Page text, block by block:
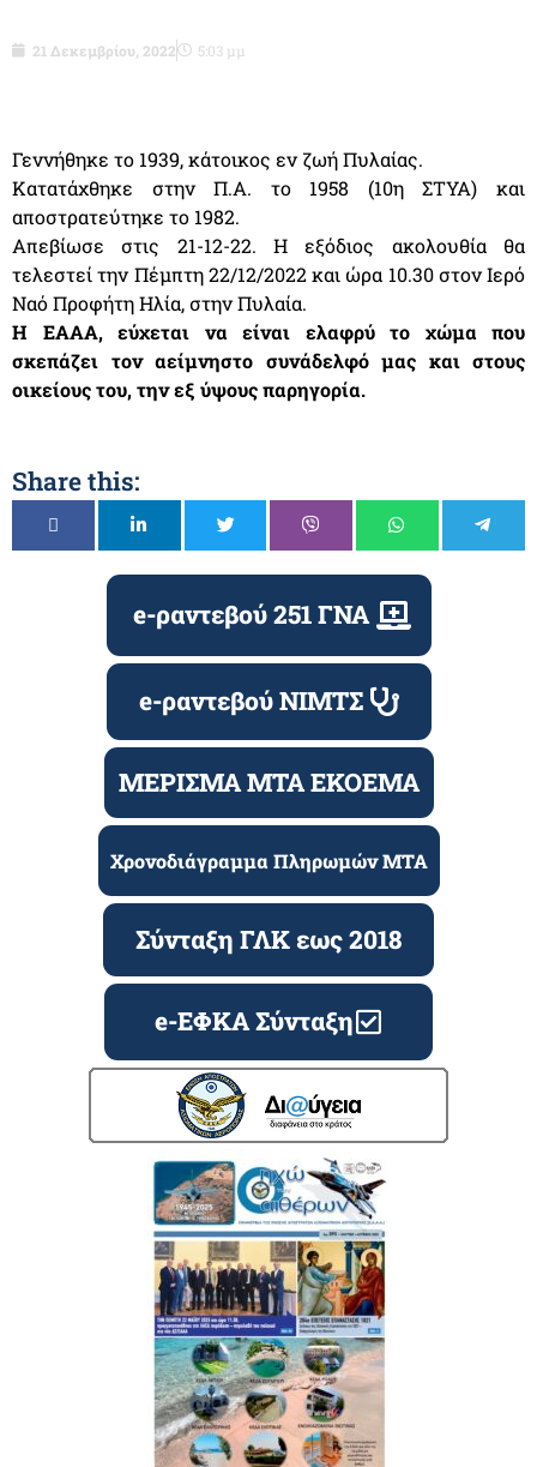
21 Δεκεμβρίου, 2022 5:03 μμ
Γεννήθηκε το 1939, κάτοικος εν ζωή Πυλαίας.
Κατατάχθηκε στην Π.Α. το 1958 (10η ΣΤΥΑ) και
αποστρατεύτηκε το 1982.
Απεβίωσε στις 21-12-22. Η εξόδιος ακολουθία θα
τελεστεί την Πέμπτη 22/12/2022 και ώρα 10.30 στον Ιερό
Ναό Προφήτη Ηλία, στην Πυλαία.
Η ΕΑΑΑ, εύχεται να είναι ελαφρύ το χώμα που
σκεπάζει τον αείμνηστο συνάδελφό μας και στους
οικείους του, την εξ ύψους παρηγορία.
Share this:
e-ραντεβού 251 ΓΝΑ
e-ραντεβού ΝΙΜΤΣ
ΜΕΡΙΣΜΑ ΜΤΑ ΕΚΟΕΜΑ
Χρονοδιάγραμμα Πληρωμών ΜΤΑ
Σύνταξη ΓΛΚ εως 2018
e-ΕΦΚΑ Σύνταξη